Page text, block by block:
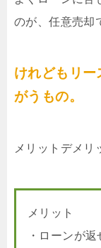
のが、任意売却
けれどもリー
がうもの。
メリットデメリ
メリット
・ローンが